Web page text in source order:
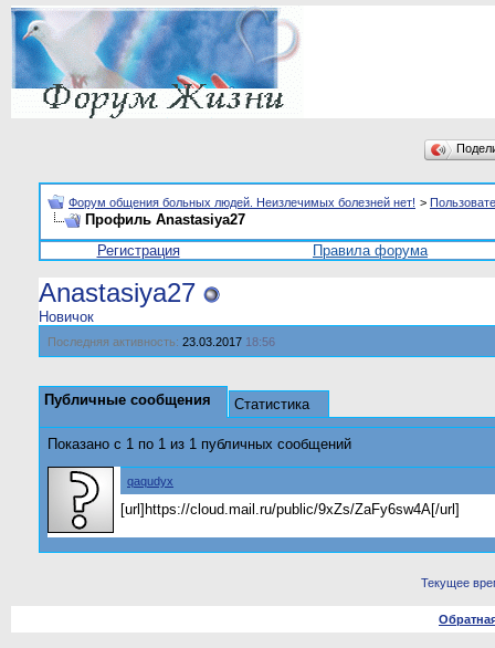
Форум общения больных людей. Неизлечимых болезней нет! >
Профиль Anastasiya27
Регистрация
Правила форума
Anastasiya27
Новичок
Последняя активность: 23.03.2017 18:56
Публичные сообщения Статистика
Показано с 1 по 1 из 1 публичных сообщений
qaqudyx
[url]https://cloud.mail.ru/public/9xZs/ZaFy6sw4A[/url]
Текущее